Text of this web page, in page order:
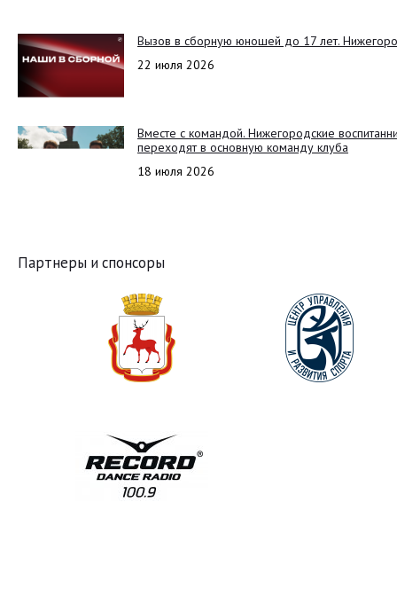
Вызов в сборную юношей до 17 лет.
22 июля 2026
Вместе с командой. Нижегородские
переходят в основную команду клуба
18 июля 2026
Партнеры и спонсоры